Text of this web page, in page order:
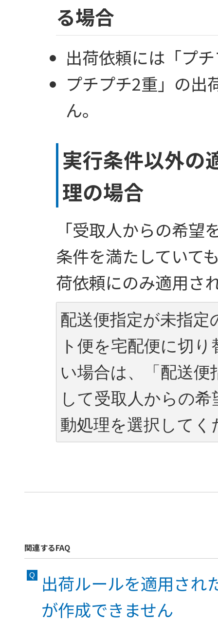
る場合
出荷依頼には「プ
プチプチ2重」の出
ん。
実行条件以外の
理の場合
「受取人からの希
条件を満たしていて
荷依頼にのみ適用さ
配送便指定が未指定
ト便を宅配便に切
い場合は、「配送便
して受取人からの
動処理を選択してく
関連するFAQ
出荷ルールを適用され
が作成できません